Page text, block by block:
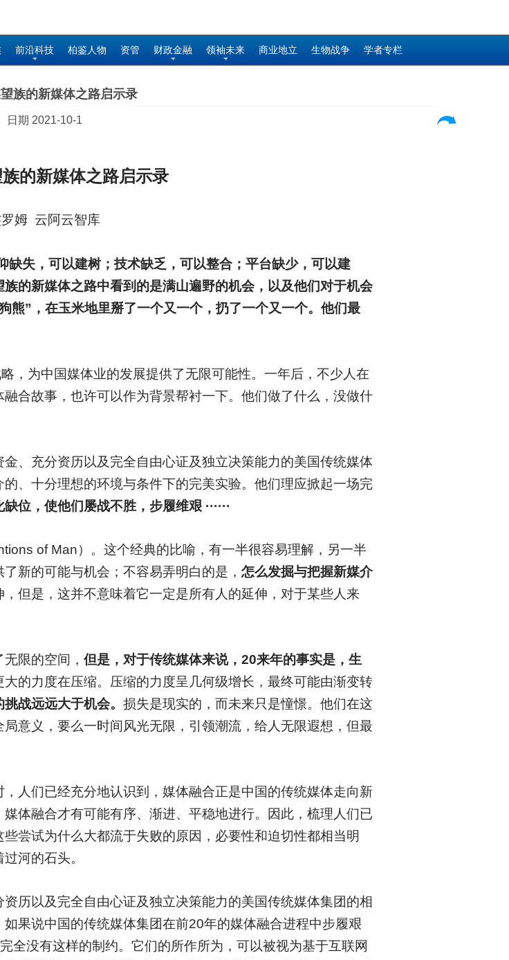
前沿科技 柏鉴人物 资管 财政金融 领袖未来 商业地立 生物战争 学者专栏
族的新媒体之路启示录
日期 2021-10-1
的新媒体之路启示录
姆 云阿云智库
缺失，可以建树；技术缺乏，可以整合；平台缺少，可以建
的新媒体之路中看到的是满山遍野的机会，以及他们对于机会
熊”，在玉米地里掰了一个又一个，扔了一个又一个。他们最
，为中国媒体业的发展提供了无限可能性。一年后，不少人在
合故事，也许可以作为背景帮衬一下。他们做了什么，没做什
、充分资历以及完全自由心证及独立决策能力的美国传统媒体
、十分理想的环境与条件下的完美实验。他们理应掀起一场完
，使他们屡战不胜，步履维艰 ······
of Man）。这个经典的比喻，有一半很容易理解，另一半
新的可能与机会；不容易弄明白的是， 怎么发掘与把握新媒介
但是，这并不意味着它一定是所有人的延伸，对于某些人来
限的空间， 但是，对于传统媒体来说，20来年的事实是，生
的力度在压缩。压缩的力度呈几何级增长，最终可能由渐变转
战远远大于机会。 损失是现实的，而未来只是憧憬。他们在这
意义，要么一时间风光无限，引领潮流，给人无限遐想，但最
人们已经充分地认识到，媒体融合正是中国的传统媒体走向新
体融合才有可能有序、渐进、平稳地进行。因此，梳理人们已
尝试为什么大都流于失败的原因，必要性和迫切性都相当明
河的石头。
历以及完全自由心证及独立决策能力的美国传统媒体集团的相
果说中国的传统媒体集团在前20年的媒体融合进程中步履艰
全没有这样的制约。它们的所作所为，可以被视为基于互联网